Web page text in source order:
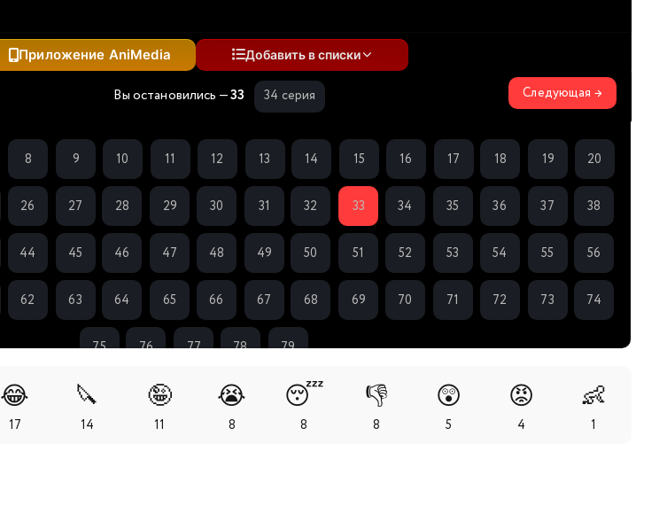
Приложение AniMedia Добавить в списки
Вы остановились —33 34 серия Следующая →
8 9 10 11 12 13 14 15 16 17 18 19 20
26 27 28 29 30 31 32 33 34 35 36 37 38
44 45 46 47 48 49 50 51 52 53 54 55 56
62 63 64 65 66 67 68 69 70 71 72 73 74
75 76 77 78 79
😂
17
🔪
14
🤪
11
😭
8
😴
8
👎
8
😲
5
😡
4
👶
1